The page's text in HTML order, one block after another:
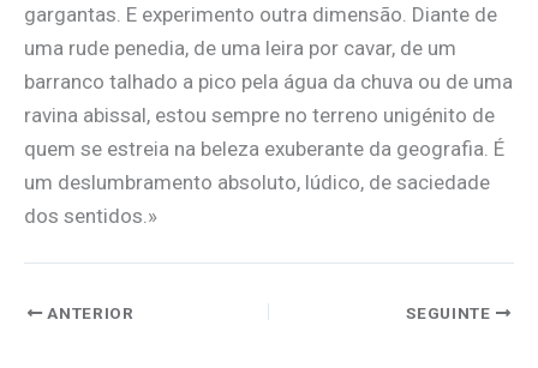
gargantas. E experimento outra dimensão. Diante de
uma rude penedia, de uma leira por cavar, de um
barranco talhado a pico pela água da chuva ou de uma
ravina abissal, estou sempre no terreno unigénito de
quem se estreia na beleza exuberante da geografia. É
um deslumbramento absoluto, lúdico, de saciedade
dos sentidos.»
ANTERIOR SEGUINTE